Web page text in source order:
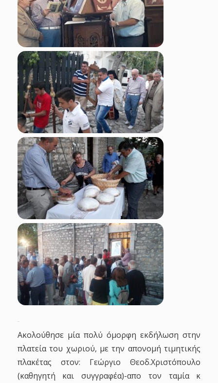
Ακολούθησε μία πολύ όμορφη εκδήλωση στην
πλατεία του χωριού, με την απονομή τιμητικής
πλακέτας στον: Γεώργιο Θεοδ.Χριστόπουλο
(καθηγητή και συγγραφέα)-απο τον ταμία κ